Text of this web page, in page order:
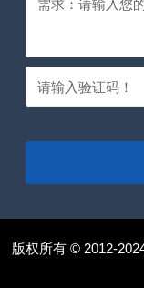
版权所有 © 2012-